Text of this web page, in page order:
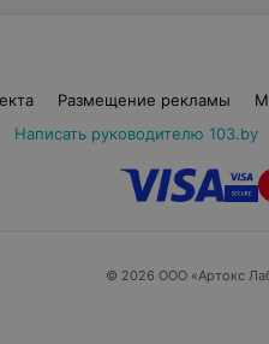
Размещение рекламы
Написать руководителю 103.by
© 2026 ООО «Артокс